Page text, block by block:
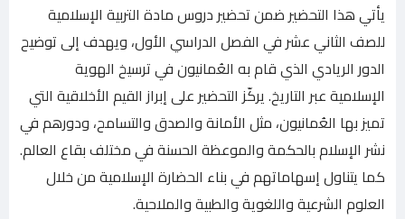
يأتي هذا التحضير ضمن تحضير دروس مادة التربية الإسلامية
للصف الثاني عشر في الفصل الدراسي الأول، ويهدف إلى توضيح
الدور الريادي الذي قام به العُمانيون في ترسيخ الهوية
الإسلامية عبر التاريخ. يركّز التحضير على إبراز القيم الأخلاقية التي
تميز بها العُمانيون، مثل الأمانة والصدق والتسامح، ودورهم في
نشر الإسلام بالحكمة والموعظة الحسنة في مختلف بقاع العالم.
كما يتناول إسهاماتهم في بناء الحضارة الإسلامية من خلال
العلوم الشرعية واللغوية والطبية والملاحية.